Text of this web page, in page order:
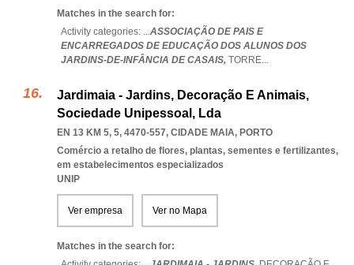
Matches in the search for:
Activity categories: ...ASSOCIAÇÃO DE PAIS E
ENCARREGADOS DE EDUCAÇÃO DOS ALUNOS DOS
JARDINS-DE-INFÂNCIA DE CASAIS, TORRE...
Jardimaia - Jardins, Decoração E Animais,
Sociedade Unipessoal, Lda
EN 13 KM 5, 5, 4470-557, CIDADE MAIA, PORTO
Comércio a retalho de flores, plantas, sementes e fertilizantes,
em estabelecimentos especializados
UNIP
Ver empresa Ver no Mapa
Matches in the search for: